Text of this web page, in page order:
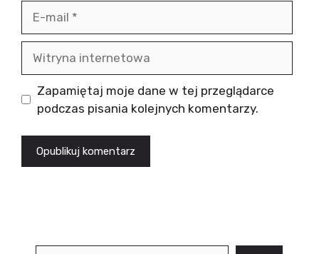
mail
internetowa
Zapamiętaj moje dane w tej przeglądarce
podczas pisania kolejnych komentarzy.